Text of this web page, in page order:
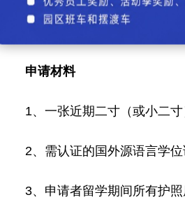
申请材料
1、一张近期二寸（或小二
2、需认证的国外源语言学
3、申请者留学期间所有护